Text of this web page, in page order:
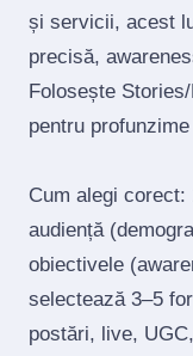
și servicii, acest
precisă,
Folosește
pentru
Cum alegi corect:
audiență
obiectivele
selectează 3–5
postări, live,